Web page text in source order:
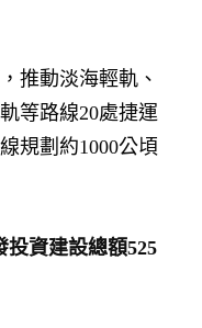
推動淡海輕軌、
等路線20處捷運
規劃約1000公頃
資建設總額525